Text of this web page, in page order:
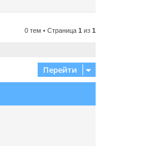
0 тем • Страница 1 из 1
Перейти